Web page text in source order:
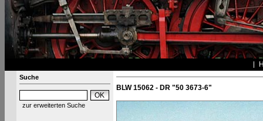
Suche
zur erweiterten Suche
BLW 15062 - DR "50 3673-6"